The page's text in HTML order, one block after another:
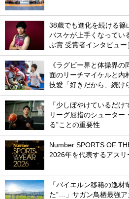
38歳でも進化を続ける篠
バスケが上手くなってい
ぶ賞 受賞者インタビュー
《ラグビー界と体操界
面のリーチマイケルと内
技愛「好きだから、続け
「少しぼやけているだ
リーグ屈指のシューター
る”ことの重要性
Number SPORTS OF
2026年を代表するアスリ
「バイエルン移籍の逸材
た”…」サガン鳥栖最強